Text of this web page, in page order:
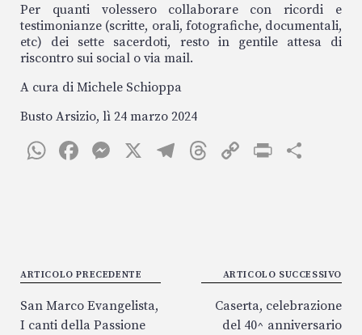
Per quanti volessero collaborare con ricordi e
testimonianze (scritte, orali, fotografiche, documentali,
etc) dei sette sacerdoti, resto in gentile attesa di
riscontro sui social o via mail.
A cura di Michele Schioppa
Busto Arsizio, lì 24 marzo 2024
W
p
p
F
o
k
M
r
X
T
T
C
n
k
P
di
Navigazione
articoli
ARTICOLO PRECEDENTE
San Marco Evangelista,
I canti della Passione
ARTICOLO SUCCESSIVO
Caserta, celebrazione
del 40^ anniversario